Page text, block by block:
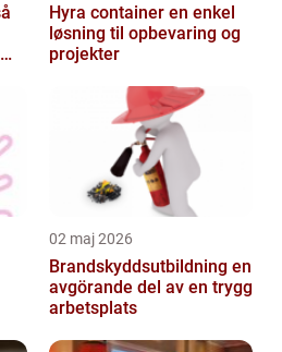
Hyra container en enkel
løsning til opbevaring og
projekter
02 maj 2026
Brandskyddsutbildning en
avgörande del av en trygg
arbetsplats